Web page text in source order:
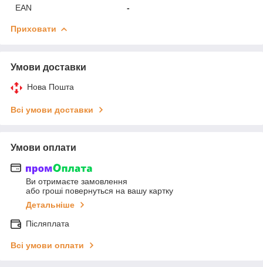
EAN
-
Приховати
Умови доставки
Нова Пошта
Всі умови доставки
Умови оплати
Ви отримаєте замовлення
або гроші повернуться на вашу картку
Детальніше
Післяплата
Всі умови оплати